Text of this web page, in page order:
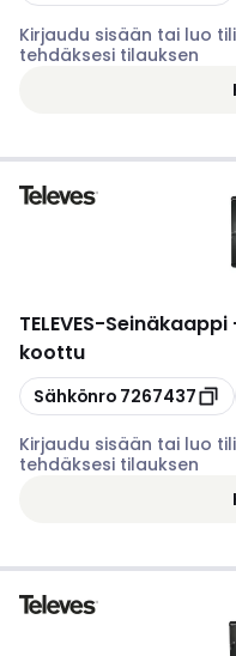
Kirjaudu sisään tai luo
tehdäksesi tilauksen
TELEVES-Seinäkaappi
koottu
Kopioi
Sähkönro 7267437
Kirjaudu sisään tai luo
tehdäksesi tilauksen